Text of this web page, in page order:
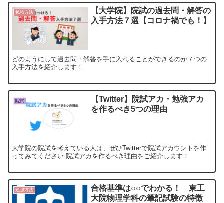
勉強方法
【大学院】院試の過去問・解答の
入手方法７選【コロナ禍でも！】
どのようにして過去問・解答を手に入れることができるのか７つの
入手方法を紹介します！
院試
【Twitter】院試アカ・勉強アカ
を作るべき5つの理由
大学院の院試を考えている人は、ぜひTwitterで院試アカウントを作
ってみてください 院試アカを作るべき理由をご紹介します！
勉強方法
合格基準は○○でわかる！ 東工
大院物理学科の筆記試験の特徴